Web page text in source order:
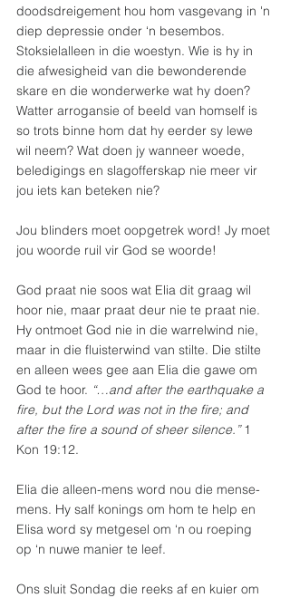
doodsdreigement hou hom vasgevang in 'n
diep depressie onder ‘n besembos.
Stoksielalleen in die woestyn. Wie is hy in
die afwesigheid van die bewonderende
skare en die wonderwerke wat hy doen?
Watter arrogansie of beeld van homself is
so trots binne hom dat hy eerder sy lewe
wil neem? Wat doen jy wanneer woede,
beledigings en slagofferskap nie meer vir
jou iets kan beteken nie?
Jou blinders moet oopgetrek word! Jy moet
jou woorde ruil vir God se woorde!
God praat nie soos wat Elia dit graag wil
hoor nie, maar praat deur nie te praat nie.
Hy ontmoet God nie in die warrelwind nie,
maar in die fluisterwind van stilte. Die stilte
en alleen wees gee aan Elia die gawe om
God te hoor. “…and after the earthquake a
fire, but the Lord was not in the fire; and
after the fire a sound of sheer silence.” 1
Kon 19:12.
Elia die alleen-mens word nou die mense-
mens. Hy salf konings om hom te help en
Elisa word sy metgesel om ‘n ou roeping
op ‘n nuwe manier te leef.
Ons sluit Sondag die reeks af en kuier om